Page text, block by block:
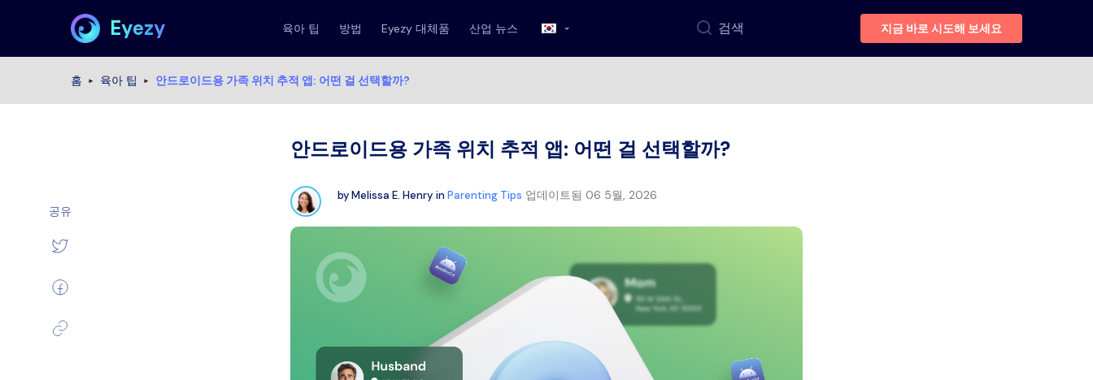
Eyezy 육아 팁 방법 Eyezy 대체품 산업 뉴스 검색 지금 바로 시도해 보세요
홈 육아 팁 안드로이드용 가족 위치 추적 앱: 어떤 걸 선택할까?
안드로이드용 가족 위치 추적 앱: 어떤 걸 선택할까?
byMelissa E. Henry in Parenting Tips 업데이트됨 06 5월, 2026
공유